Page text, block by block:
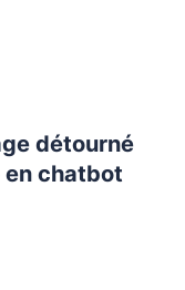
détourné
en chatbot